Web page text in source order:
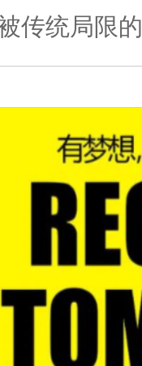
造不被传统局